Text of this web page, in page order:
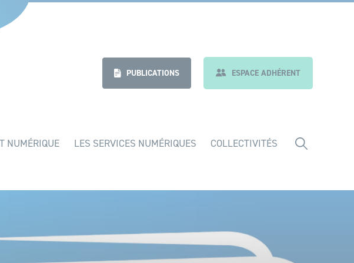
PUBLICATIONS ESPACE ADHÉRENT
NUMÉRIQUE LES SERVICES NUMÉRIQUES COLLECTIVITÉS